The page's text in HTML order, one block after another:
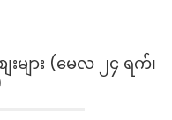
နှုန်း
များ
များ (မေလ ၂၄ ရက်၊